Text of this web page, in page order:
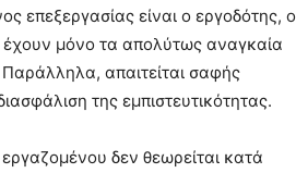
επεξεργασίας είναι ο εργοδότης, ο
έχουν μόνο τα απολύτως αναγκαία
απαιτείται σαφής
της εμπιστευτικότητας.
δεν θεωρείται κατά